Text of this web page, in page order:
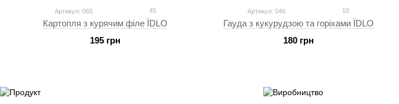
Артикул: 065 45
Картопля з курячим філе ЇDLO
195 грн
Артикул: 046 10
Гауда з кукурудзою та горіхами ЇDLO
180 грн